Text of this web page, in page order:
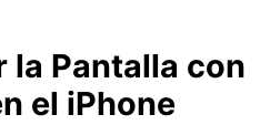
la Pantalla con
el iPhone